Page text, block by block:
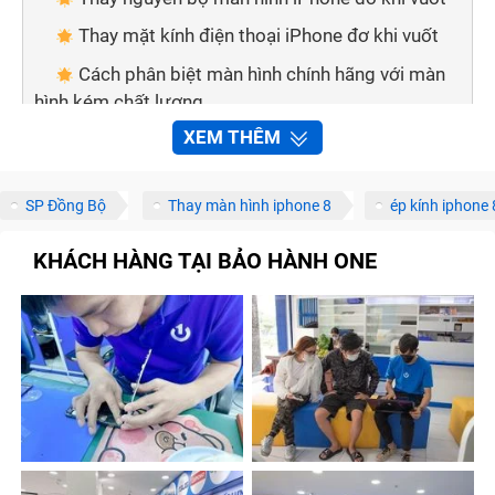
Thay mặt kính điện thoại iPhone đơ khi vuốt
Cách phân biệt màn hình chính hãng với màn
hình kém chất lượng
Mẹo nhỏ giúp bạn phân biệt 2 loại màn hình:
không?
Bảo hành one thay màn hình iPhone đơ khi
vuốt nhanh chóng, chất lượng
Quy trình sửa chữa, thay màn hình iPhone đơ
khi vuốt tại Bảo Hành One
Tạm kết
Dấu hiệu cần thay màn hình điện thoại
iPhone đơ khi vuốt
XEM THÊM
SP Đồng Bộ Thay màn hình iphone 8 ép kính iphone
KHÁCH HÀNG TẠI BẢO HÀNH ONE